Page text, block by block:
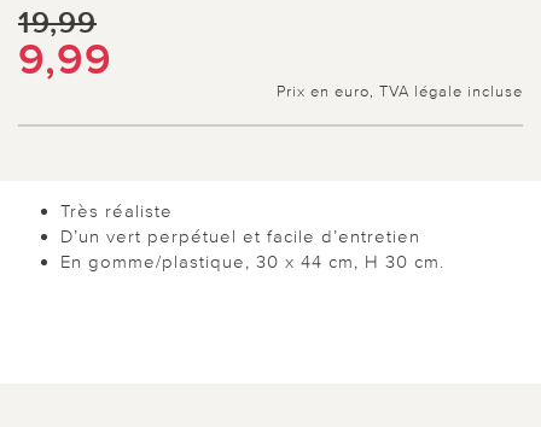
19,99
9,99
Prix en euro, TVA légale incluse
Très réaliste
D’un vert perpétuel et facile d’entretien
En gomme/plastique, 30 x 44 cm, H 30 cm.